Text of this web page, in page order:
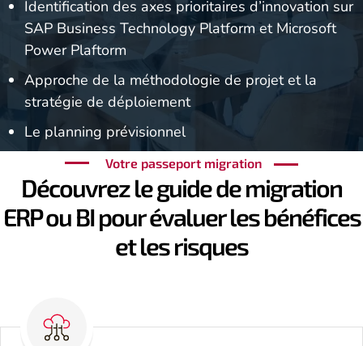
Identification des axes prioritaires d’innovation sur
SAP Business Technology Platform et Microsoft
Power Plaftorm
Approche de la méthodologie de projet et la
stratégie de déploiement
Le planning prévisionnel
Votre passeport migration
Découvrez le guide de migration
ERP ou BI pour évaluer les bénéfices
et les risques